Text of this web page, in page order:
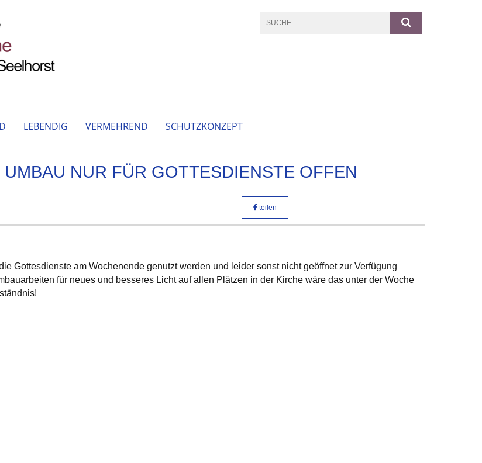
LEBENDIG VERMEHREND SCHUTZKONZEPT
NUR FÜR GOTTESDIENSTE OFFEN
teilen
Gottesdienste am Wochenende genutzt werden und leider sonst nicht geöffnet zur Verfügung
für neues und besseres Licht auf allen Plätzen in der Kirche wäre das unter der Woche